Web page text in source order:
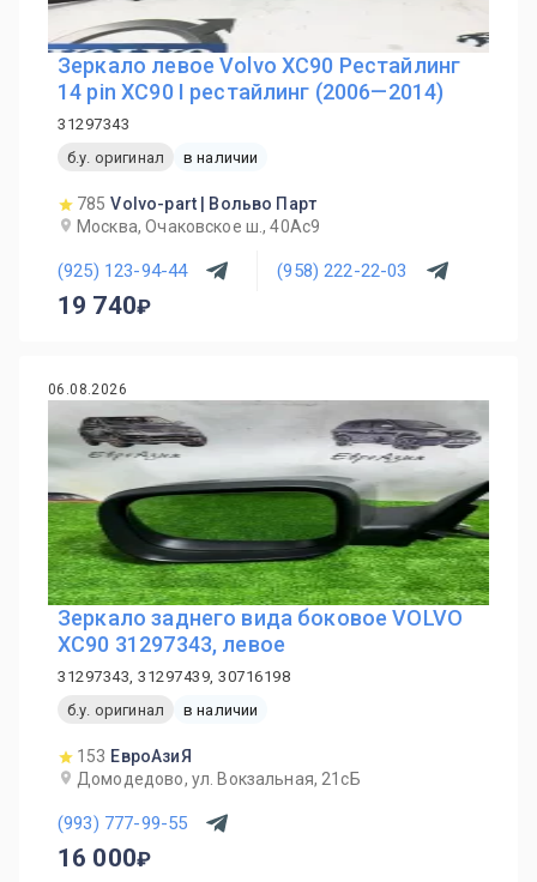
Зеркало левое Volvo XC90 Рестайлинг
14 pin XC90 I рестайлинг (2006—2014)
31297343
б.у. оригинал
в наличии
785 Volvo-part | Вольво Парт
Москва, Очаковское ш., 40Ас9
(925) 123-94-44 (958) 222-22-03
19 740
06.08.2026
Зеркало заднего вида боковое VOLVO
XC90 31297343, левое
31297343, 31297439, 30716198
б.у. оригинал
в наличии
153 ЕвроАзиЯ
Домодедово, ул. Вокзальная, 21сБ
(993) 777-99-55
16 000